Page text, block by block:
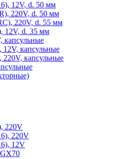
12V, d. 50 мм
220V, d. 50 мм
220V, d. 55 мм
12V, d. 35 мм
капсульные
капсульные
капсульные
220V
220V
12V